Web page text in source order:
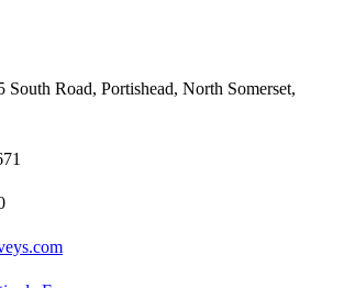
South Road, Portishead, North Somerset,